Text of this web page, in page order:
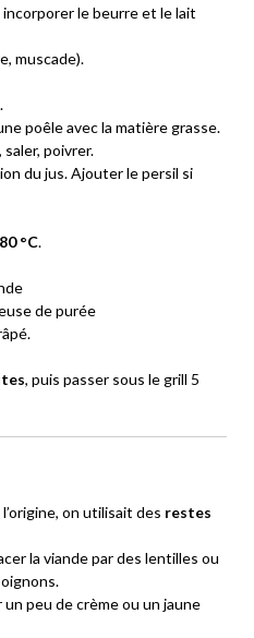
le beurre et le lait
muscade).
poêle avec la matière grasse.
poivrer.
du jus. Ajouter le persil si
°C.
de purée
, puis passer sous le grill 5
on utilisait des restes
la viande par des lentilles ou
peu de crème ou un jaune